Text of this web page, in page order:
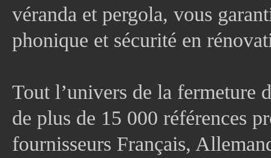
véranda et pergola, vous
phonique et sécurité en
Tout l’univers de la fermeture
de plus de 15 000 références
fournisseurs Français,